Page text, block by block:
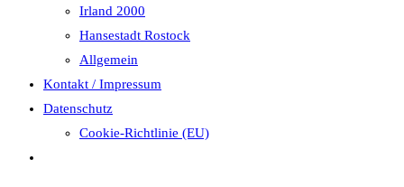
Irland 2000
Hansestadt Rostock
Allgemein
Kontakt / Impressum
Datenschutz
Cookie-Richtlinie (EU)